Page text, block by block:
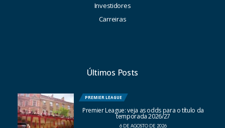
Investidores
Carreiras
Últimos Posts
PREMIER LEAGUE
Premier League: veja as odds para o título da
temporada 2026/27
6 DE AGOSTO DE 2026